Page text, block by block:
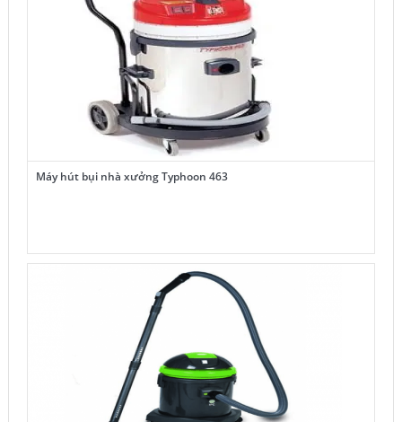
Máy hút bụi nhà xưởng Typhoon 463